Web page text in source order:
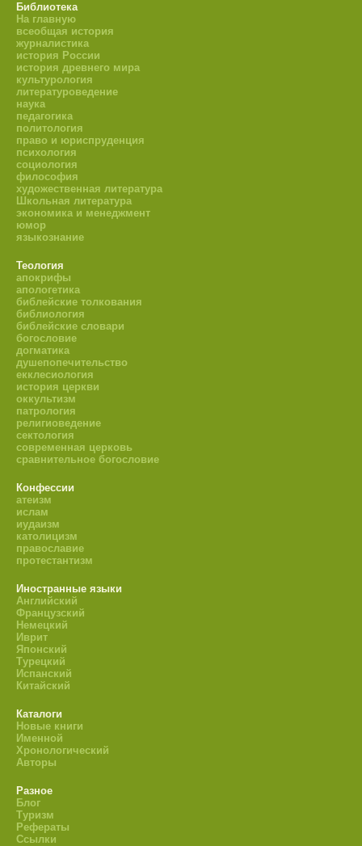
Библиотека
На главную
всеобщая история
журналистика
история России
история древнего мира
культурология
литературоведение
наука
педагогика
политология
право и юриспруденция
психология
социология
философия
художественная литература
Школьная литература
экономика и менеджмент
юмор
языкознание
Теология
апокрифы
апологетика
библейские толкования
библиология
библейские словари
богословие
догматика
душепопечительство
екклесиология
история церкви
оккультизм
патрология
религиоведение
сектология
современная церковь
сравнительное богословие
Конфессии
атеизм
ислам
иудаизм
католицизм
православие
протестантизм
Иностранные языки
Английский
Французский
Немецкий
Иврит
Японский
Турецкий
Испанский
Китайский
Каталоги
Новые книги
Именной
Хронологический
Авторы
Разное
Блог
Туризм
Рефераты
Ссылки